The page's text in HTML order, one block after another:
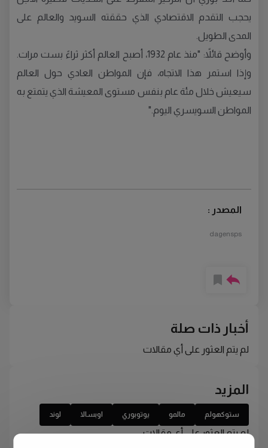
يحجب التقدم الاقتصادي الذي حققته السويد والعالم على
المدى الطويل.
وأوضح قائلاً: "منذ عام 1932، أصبح العالم أكثر ثراءً بست مرات.
وإذا استمر هذا الاتجاه، فإن المواطن العادي حول العالم
سيعيش خلال مئة عام بنفس مستوى المعيشة الذي يتمتع به
المواطن السويسري اليوم."
المصدر :
dagensps
أخبار ذات صلة
لم يتم العثور على أي مقالات
المزيد
ستوكهولم مالمو يوتوبوري اوبسالا لوند
لم يتم العثور على أي مقالات